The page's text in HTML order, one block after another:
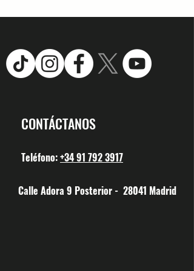
CONTÁCTANOS
Teléfono:+34 91 792 3917
Calle Adora 9 Posterior - 28041 Madrid